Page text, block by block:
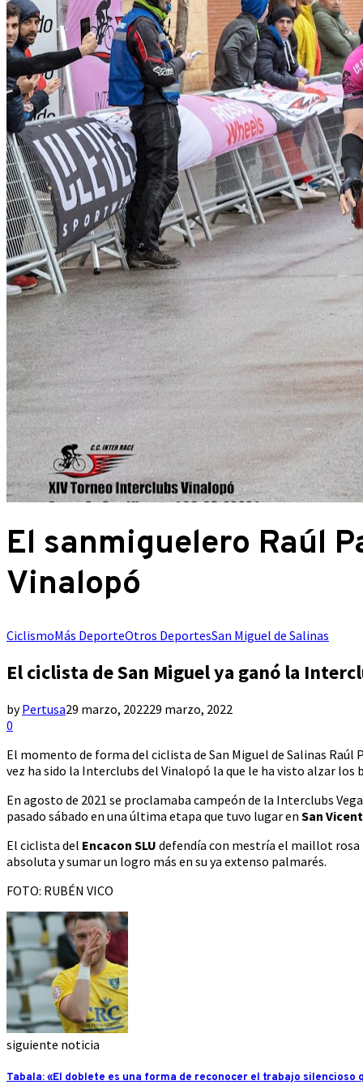
El sanmiguelero Raúl
Vinalopó
CiclismoMás DeporteOtros DeportesSan Miguel de Salinas
El ciclista de San Miguel ya ganó la
byPertusa29 marzo, 202229 marzo, 2022
0
El momento de forma del ciclista de San Miguel de Salinas
vez ha sido la Interclubs del Vinalopó la que le ha visto alzar los
En agosto de 2021 se proclamaba campeón de la Interclubs
pasado sábado en una última etapa que tuvo lugar en San
El ciclista del Encacon SLU defendía con mestría el maillot rosa
absoluta y sumar un logro más en su ya extenso palmarés.
FOTO: RUBÉN VICO
siguiente noticia
Tabala: «El doblete es una forma de reconocer el trabajo silencioso